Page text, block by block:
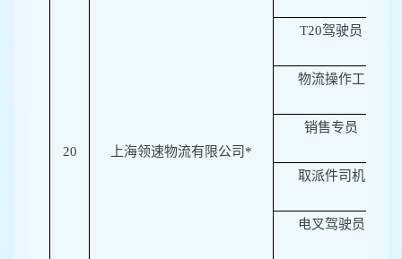
20 上海领速物流有限公司*
T20驾驶员
物流操作工
销售专员
取派件司机
电叉驾驶员